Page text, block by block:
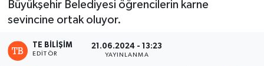
Büyükşehir Belediyesi öğrencilerin karne
sevincine ortak oluyor.
TE BILIŞIM
EDITÖR
21.06.2024 - 13:23
YAYINLANMA